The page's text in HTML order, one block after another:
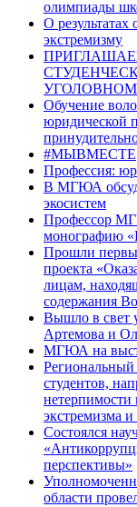
олимпиады
О результатах
экстремизму
Обучение
юридической
#МЫВМЕСТЕ
Профессия:
В МГЮА
экосистем
Профессор
монографию
Прошли
проекта
лицам,
содержания
Вышло в свет
Артемова и
МГЮА на
Региональный
студентов,
экстремизма
Состоялся
перспективы»
области